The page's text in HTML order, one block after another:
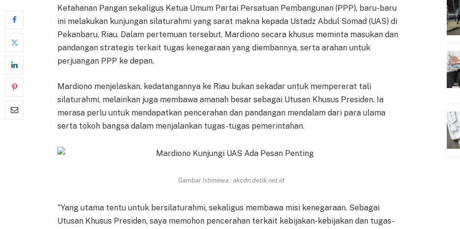
Ketahanan Pangan sekaligus Ketua Umum Partai Persatuan Pembangunan (PPP), baru-baru
ini melakukan kunjungan silaturahmi yang sarat makna kepada Ustadz Abdul Somad (UAS) di
Pekanbaru, Riau. Dalam pertemuan tersebut, Mardiono secara khusus meminta masukan dan
pandangan strategis terkait tugas kenegaraan yang diembannya, serta arahan untuk
perjuangan PPP ke depan.
Mardiono menjelaskan, kedatangannya ke Riau bukan sekadar untuk mempererat tali
silaturahmi, melainkan juga membawa amanah besar sebagai Utusan Khusus Presiden. Ia
merasa perlu untuk mendapatkan pencerahan dan pandangan mendalam dari para ulama
serta tokoh bangsa dalam menjalankan tugas-tugas pemerintahan.
Gambar Istimewa : akcdn.detik.net.id
"Yang utama tentu untuk bersilaturahmi, sekaligus membawa misi kenegaraan. Sebagai
Utusan Khusus Presiden, saya memohon pencerahan terkait kebijakan-kebijakan dan tugas-